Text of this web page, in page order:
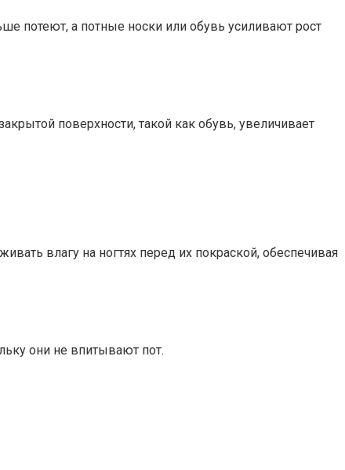
потеют, а потные носки или обувь усиливают рост
поверхности, такой как обувь, увеличивает
влагу на ногтях перед их покраской, обеспечивая
они не впитывают пот.